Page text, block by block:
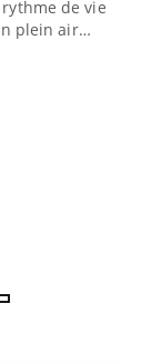
de vie !
plein air…